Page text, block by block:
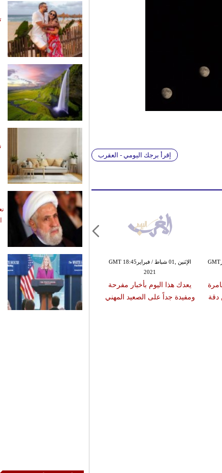
إقرأ برجك اليومي - العقرب
12:05 2024
أبرز الأحداث اليوميّة لمواليد
برج"العقرب" في كانون الأول
الإثنين ,01 شباط / فبرايرGMT 18:45
2021
يعدك هذا اليوم بأخبار مفرحة
ومفيدة جداً على الصعيد المهني
الجمعة ,01 كانون الثاني / ينايرGMT
دقة